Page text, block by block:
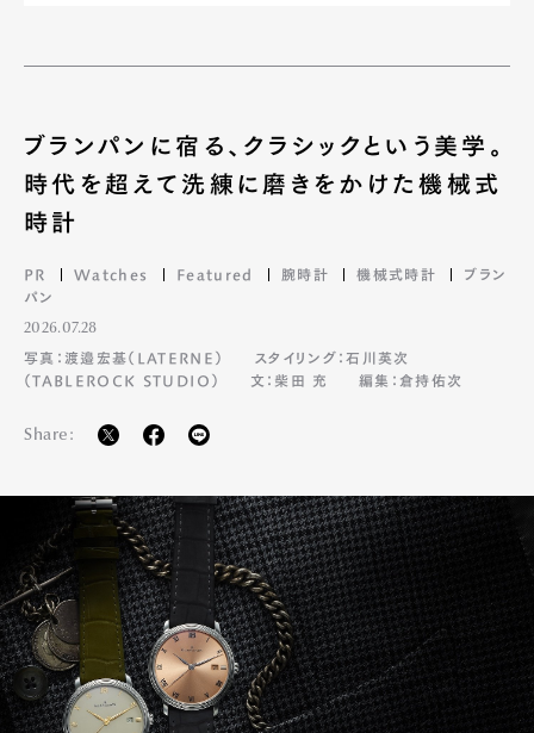
Pen Meet
ブランパンに宿る、クラシックという美学。
時代を超えて洗練に磨きをかけた機械式
時計
PR Watches Featured 腕時計 機械式時計
ブラン
パン
2026.07.28
写真：渡邉宏基（LATERNE）
スタイリング：石川英次
（TABLEROCK STUDIO）
文：柴田 充 編集：倉持佑次
Share: